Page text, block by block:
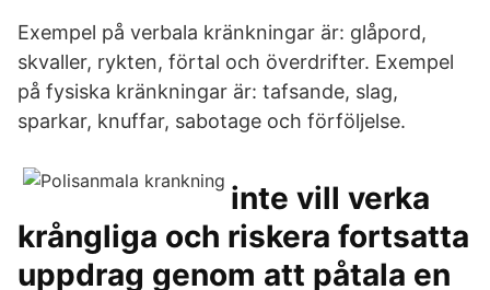
Exempel på verbala kränkningar är: glåpord,
skvaller, rykten, förtal och överdrifter. Exempel
på fysiska kränkningar är: tafsande, slag,
sparkar, knuffar, sabotage och förföljelse.
inte vill verka
krångliga och riskera fortsatta
uppdrag genom att påtala en